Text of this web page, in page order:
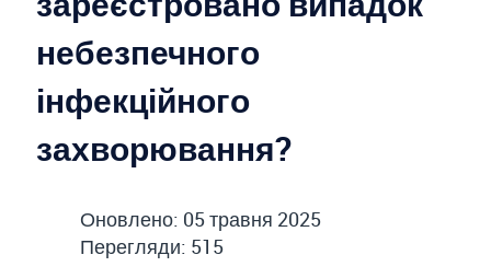
небезпечного
інфекційного
захворювання?
Оновлено: 05 травня 2025
Перегляди: 515